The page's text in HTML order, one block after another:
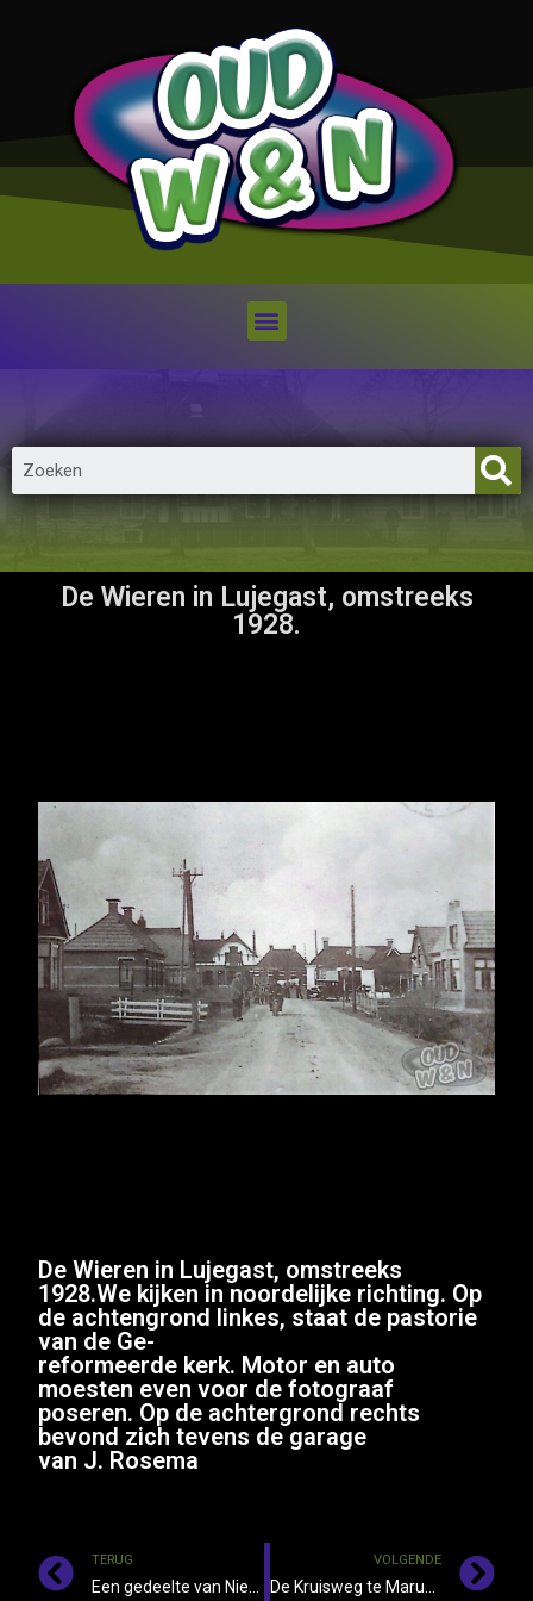
De Wieren in Lujegast, omstreeks
1928.
De Wieren in Lujegast, omstreeks
1928.We kijken in noordelijke richting. Op
de achtengrond linkes, staat de pastorie
van de Ge-
reformeerde kerk. Motor en auto
moesten even voor de fotograaf
poseren. Op de achtergrond rechts
bevond zich tevens de garage
van J. Rosema
TERUG VOLGENDE